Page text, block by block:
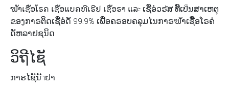
ຆັາເຊືັອໂຣຄ ເຊືັອແບຄທີເຣີຢ ເຊືັອຣາ ແລะ ເຊືັອ່ວຣัສ ທີັເປ็ນສາເຫຕຸ
ຂອງກາຣຕິດເຊືັອ່ດັ 99.9% ເພືັອຄຣອບຄລຸມໄນກາຣຆັາເຊືັອໂຣຄ່
ດັຫລາຢຊນິດ
ວິຖີໄຊັ
ກາຣໄຊັນັำຢາ